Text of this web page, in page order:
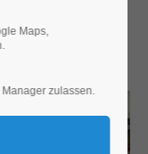
Maps,
zulassen.